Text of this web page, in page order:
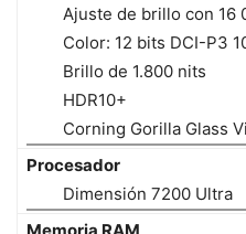
Ajuste de brillo con 16
Color: 12 bits DCI-P3
Brillo de 1.800 nits
HDR10+
Corning Gorilla Glass
Procesador
Dimensión 7200 Ultra